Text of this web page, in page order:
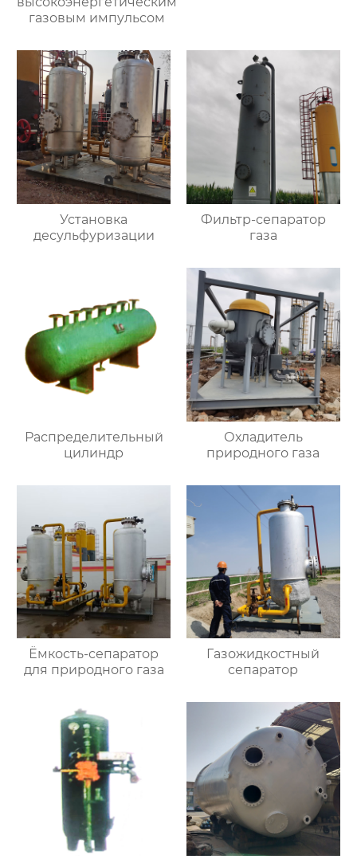
газовым импульсом
Установка
десульфуризации
Фильтр-сепаратор
газа
Распределительный
цилиндр
Охладитель
природного газа
Ёмкость-сепаратор
для природного газа
Газожидкостный
сепаратор